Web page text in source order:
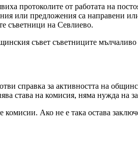
протоколите от работата на
или предложения са направени
съветници на Севлиево.
съвет съветниците
справка за активността на
става на комисия, няма нужда на
Ако не е така остава